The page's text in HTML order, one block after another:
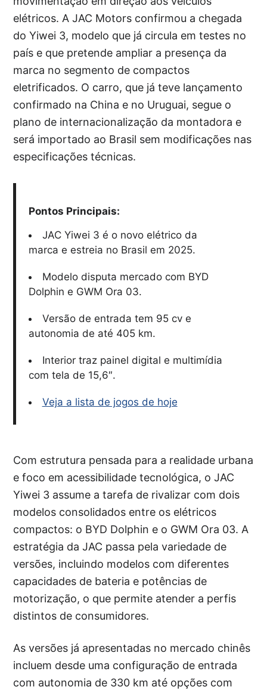
elétricos. A JAC Motors confirmou a chegada
do Yiwei 3, modelo que já circula em testes no
país e que pretende ampliar a presença da
marca no segmento de compactos
eletrificados. O carro, que já teve lançamento
confirmado na China e no Uruguai, segue o
plano de internacionalização da montadora e
será importado ao Brasil sem modificações nas
especificações técnicas.
Pontos Principais:
JAC Yiwei 3 é o novo elétrico da
marca e estreia no Brasil em 2025.
Modelo disputa mercado com BYD
Dolphin e GWM Ora 03.
Versão de entrada tem 95 cv e
autonomia de até 405 km.
Interior traz painel digital e multimídia
com tela de 15,6″.
Veja a lista de jogos de hoje
Com estrutura pensada para a realidade urbana
e foco em acessibilidade tecnológica, o JAC
Yiwei 3 assume a tarefa de rivalizar com dois
modelos consolidados entre os elétricos
compactos: o BYD Dolphin e o GWM Ora 03. A
estratégia da JAC passa pela variedade de
versões, incluindo modelos com diferentes
capacidades de bateria e potências de
motorização, o que permite atender a perfis
distintos de consumidores.
As versões já apresentadas no mercado chinês
incluem desde uma configuração de entrada
com autonomia de 330 km até opções com